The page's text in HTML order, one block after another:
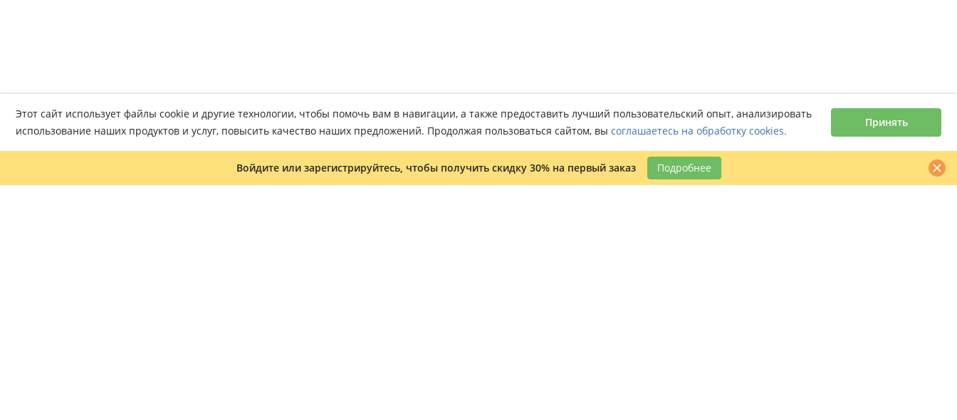
Войдите или зарегистрируйтесь, чтобы получить скидку 30% на первый заказ Подробнее
Этот сайт использует файлы cookie и другие технологии, чтобы помочь вам в навигации, а также предоставить лучший пользовательский опыт, анализировать
использование наших продуктов и услуг, повысить качество наших предложений. Продолжая пользоваться сайтом, вы соглашаетесь на обработку cookies.
Принять